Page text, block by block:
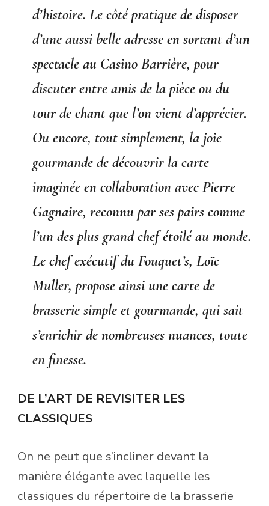
d’histoire. Le côté pratique de disposer
d’une aussi belle adresse en sortant d’un
spectacle au Casino Barrière, pour
discuter entre amis de la pièce ou du
tour de chant que l’on vient d’apprécier.
Ou encore, tout simplement, la joie
gourmande de découvrir la carte
imaginée en collaboration avec Pierre
Gagnaire, reconnu par ses pairs comme
l’un des plus grand chef étoilé au monde.
Le chef exécutif du Fouquet’s, Loïc
Muller, propose ainsi une carte de
brasserie simple et gourmande, qui sait
s’enrichir de nombreuses nuances, toute
en finesse.
DE L’ART DE REVISITER LES
CLASSIQUES
On ne peut que s’incliner devant la
manière élégante avec laquelle les
classiques du répertoire de la brasserie